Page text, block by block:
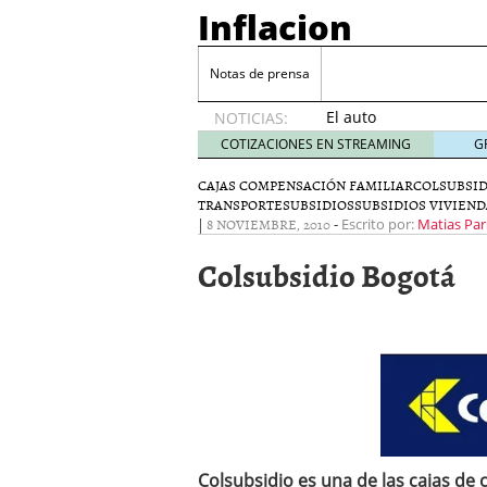
Inflacion
Notas de prensa
NOTICIAS:
​​El auto
como
llave
inesperada
para la
inclusión
en
Panamá
El poder del máster
cómo transformar la
El poder del máster
cómo transformar la
COTIZACIONES EN STREAMING
CAJAS COMPENSACIÓN FAMILIAR
TRANSPORTESUBSIDIOSSUBSIDIOS
| 8 NOVIEMBRE, 2010- Escrito por: Matias
Colsubsidio Bogotá
Colsubsidio es una de las cajas